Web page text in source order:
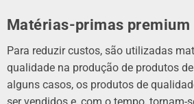
Matérias-primas premium
Para reduzir custos, são utilizadas
qualidade na produção de produtos
alguns casos, os produtos de